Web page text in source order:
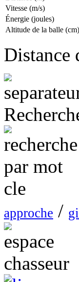
Vitesse (m/s)
Énergie (joules)
Altitude de la balle (cm)
Distance
approche /